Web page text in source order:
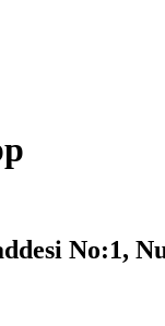
No:1,